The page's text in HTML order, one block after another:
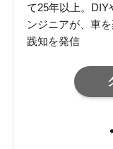
て25年以上。DIY
ンジニアが、車
践知を発信